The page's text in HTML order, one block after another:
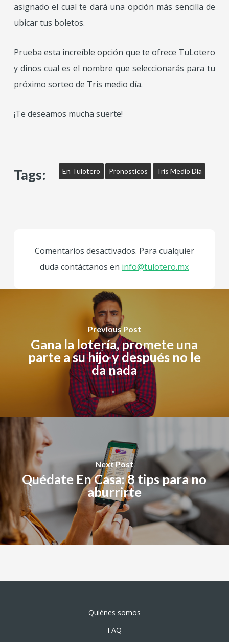
asignado el cual te dará una opción más sencilla de
ubicar tus boletos.
Prueba esta increíble opción que te ofrece TuLotero
y dinos cual es el nombre que seleccionarás para tu
próximo sorteo de Tris medio día.
¡Te deseamos mucha suerte!
Tags: En Tulotero Pronosticos Tris Medio Día
Comentarios desactivados. Para cualquier
duda contáctanos en info@tulotero.mx
Previous Post
Gana la lotería, promete una
parte a su hijo y después no le
da nada
Next Post
Quédate En Casa: 8 tips para no
aburrirte
Quiénes somos
FAQ